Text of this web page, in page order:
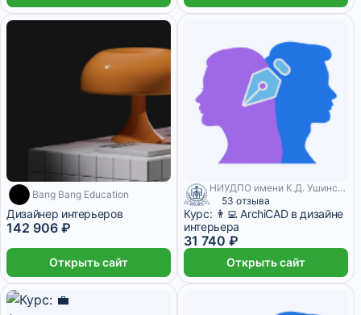
10 месяцев
Bang Bang Education
Дизайнер интерьеров
142 906 ₽
Открыть сайт
НИУДПО имени К.Д. Ушинского
53 отзыва
Курс: 👨‍💻 ArchiCAD в дизайне
интерьера
31 740 ₽
Открыть сайт